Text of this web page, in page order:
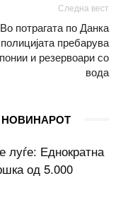
Следна вест
Во потрагата по Данка
полицијата пребарува
и резервоари со
вода
луѓе: Еднократна
од 5.000